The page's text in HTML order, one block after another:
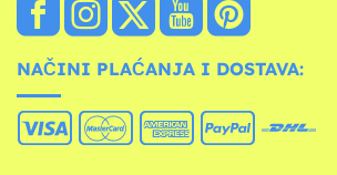
NAČINI PLAĆANJA I DOSTAVA: